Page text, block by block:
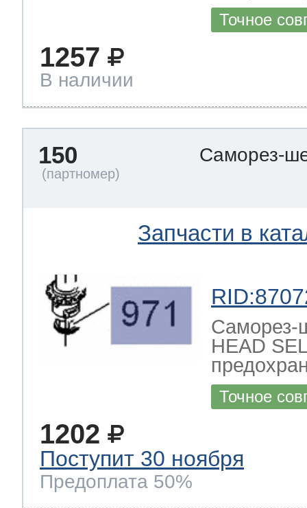
Точное
1257
В наличии
150 Саморез-
Запчасти в
Саморез-
HEAD
Точное
1202
Поступит 30 ноября
Предоплата 50%